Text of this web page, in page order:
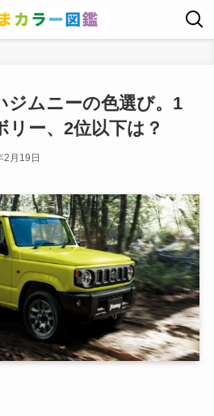
ジムニーの色選び。1
リー、2位以下は？
2月19日